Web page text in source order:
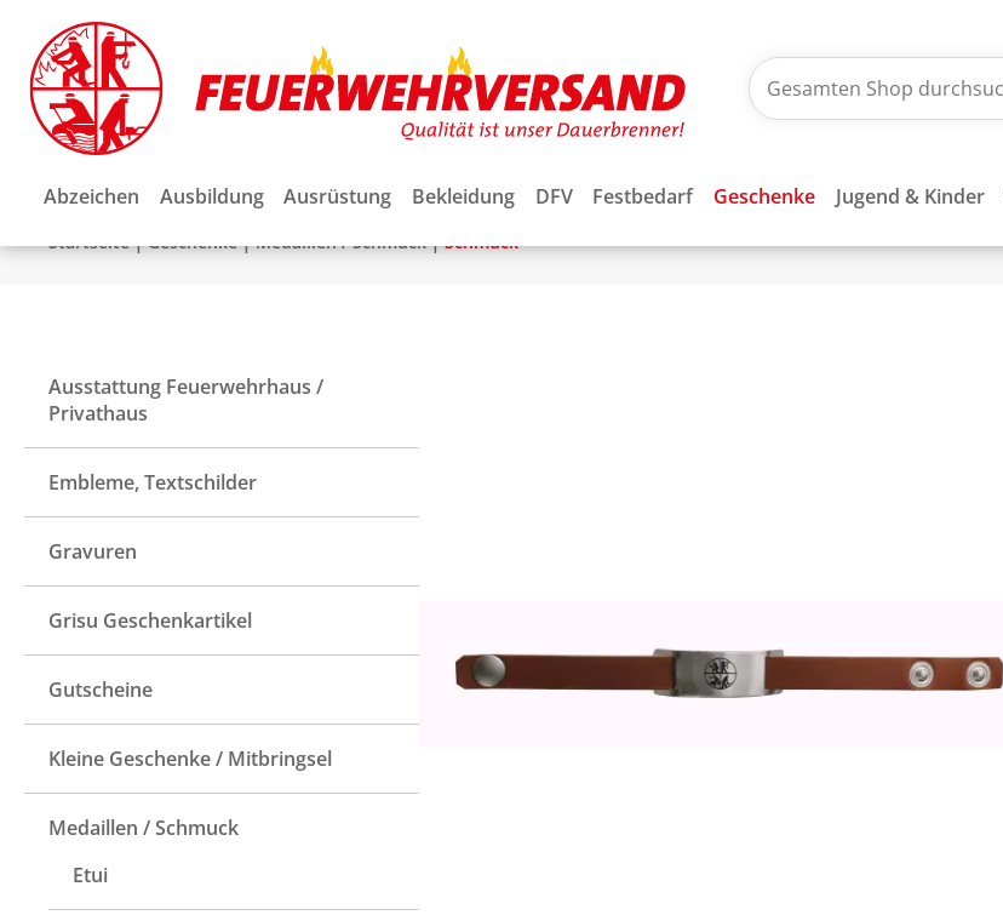
Abzeichen Ausbildung Ausrüstung Bekleidung DFV Festbedarf Geschenke Jugend & Kinder
Startseite|Geschenke|Medaillen / Schmuck|Schmuck
Ausstattung Feuerwehrhaus /
Privathaus
Embleme, Textschilder
Gravuren
Grisu Geschenkartikel
Gutscheine
Kleine Geschenke / Mitbringsel
Medaillen / Schmuck
Etui